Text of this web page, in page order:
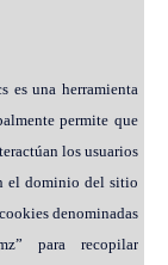
es una herramienta
permite que
los usuarios
el dominio del sitio
denominadas
para recopilar